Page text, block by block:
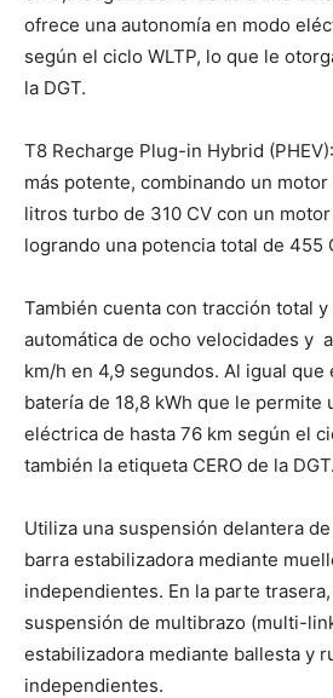
ofrece una autonomía en modo
según el ciclo WLTP, lo que le
la DGT.
T8 Recharge Plug-in Hybrid
más potente, combinando un
litros turbo de 310 CV con un
logrando una potencia total de 455
También cuenta con tracción total
automática de ocho velocidades y
km/h en 4,9 segundos. Al igual que
batería de 18,8 kWh que le permite
eléctrica de hasta 76 km según el
también la etiqueta CERO de la DGT.
Utiliza una suspensión delantera
barra estabilizadora mediante
independientes. En la parte
suspensión de multibrazo (multi-
estabilizadora mediante ballesta y
independientes.